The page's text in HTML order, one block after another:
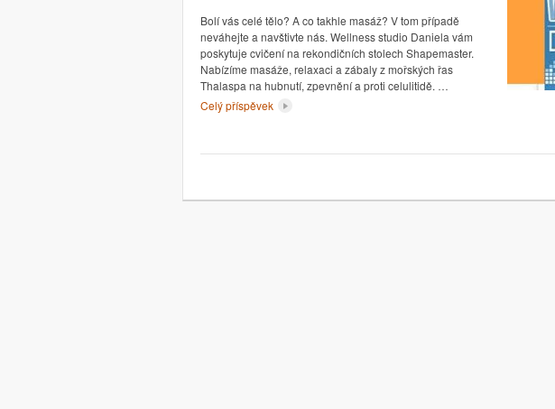
Bolí vás celé tělo? A co takhle masáž? V tom případě
neváhejte a navštivte nás. Wellness studio Daniela vám
poskytuje cvičení na rekondičních stolech Shapemaster.
Nabízíme masáže, relaxaci a zábaly z mořských řas
Thalaspa na hubnutí, zpevnění a proti celulitidě. …
Celý příspěvek